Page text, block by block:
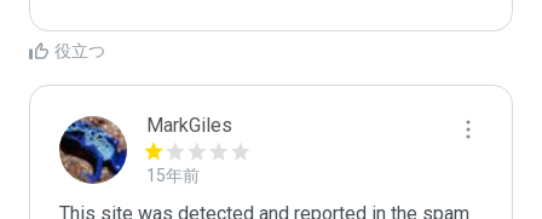
役立つ
MarkGiles
15年前
This site was detected and reported in the spam